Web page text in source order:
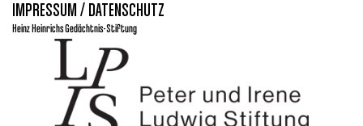
IMPRESSUM / DATENSCHUTZ
Heinz Heinrichs Gedächtnis-Stiftung